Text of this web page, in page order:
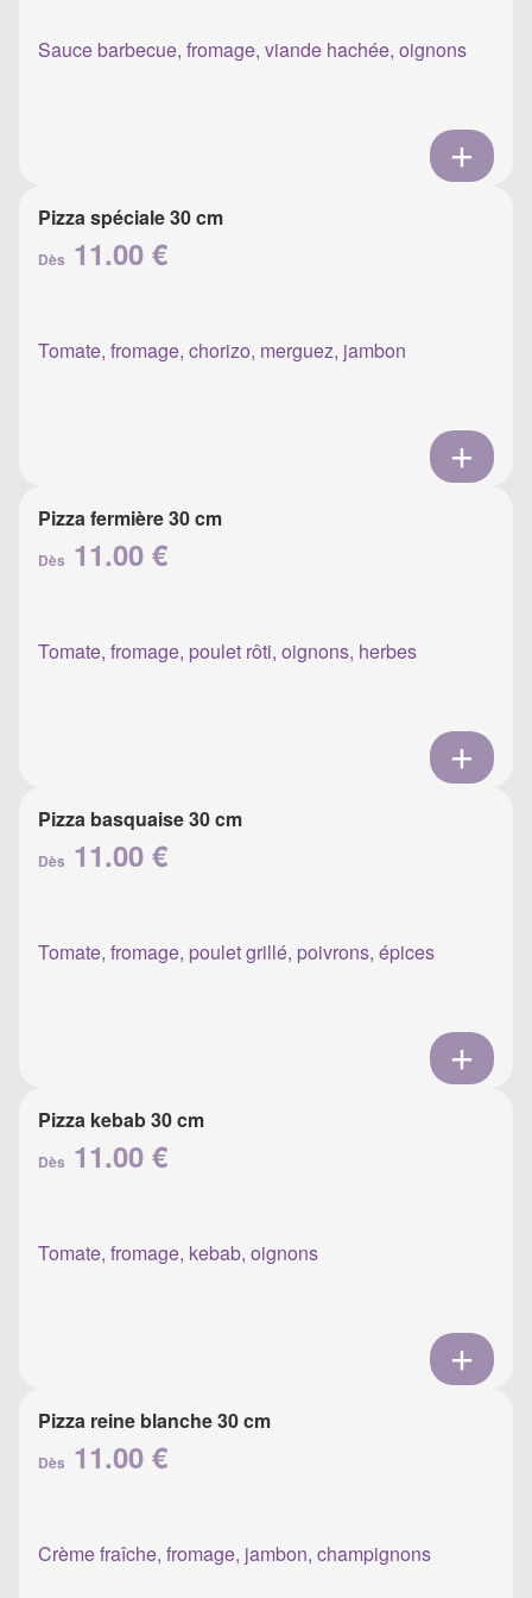
Sauce barbecue, fromage, viande hachée, oignons
Pizza spéciale 30 cm
Dès 11.00 €
Tomate, fromage, chorizo, merguez, jambon
Pizza fermière 30 cm
Dès 11.00 €
Tomate, fromage, poulet rôti, oignons, herbes
Pizza basquaise 30 cm
Dès 11.00 €
Tomate, fromage, poulet grillé, poivrons, épices
Pizza kebab 30 cm
Dès 11.00 €
Tomate, fromage, kebab, oignons
Pizza reine blanche 30 cm
Dès 11.00 €
Crème fraîche, fromage, jambon, champignons